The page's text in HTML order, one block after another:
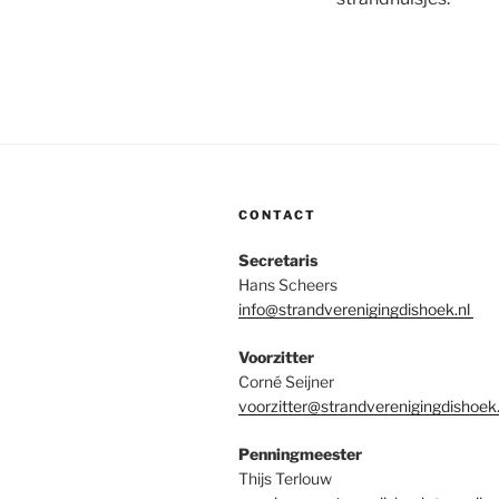
CONTACT
Secretaris
Hans Scheers
info@strandverenigingdishoek.nl
Voorzitter
Corné Seijner
Penningmeester
Thijs Terlouw